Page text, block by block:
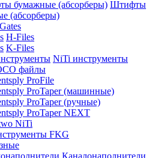
Штифты
(абсорберы)
Gates
H-Files
K-Files
NiTi инструменты
файлы
ProFile
ProTaper (машинные)
ProTaper (ручные)
ProTaper NEXT
NiTi
FKG
Каналонаполнители